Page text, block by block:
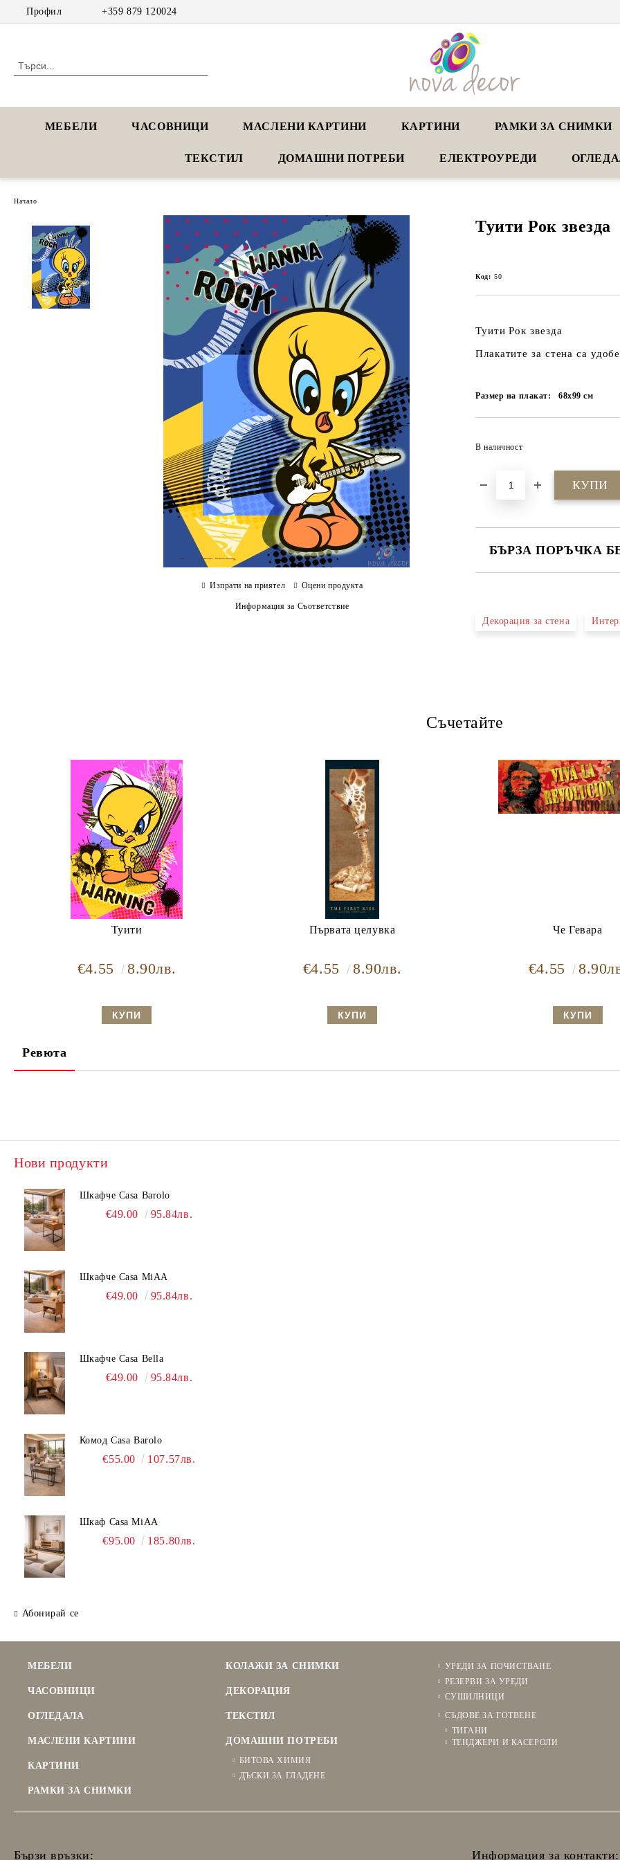
Профил +359 879 120024
МЕБЕЛИ ЧАСОВНИЦИ МАСЛЕНИ КАРТИНИ КАРТИНИ РАМКИ ЗА СНИМКИ
ТЕКСТИЛ ДОМАШНИ ПОТРЕБИ ЕЛЕКТРОУРЕДИ
Начало
Туити Рок звезда
Код: 50
Туити Рок звезда
Плакатите за стена са
Размер на плакат: 68x99см
В наличност
БЪРЗА ПОРЪЧКА
Декорация за стена
Изпрати на приятел Оцени продукта
Информация за Съответствие
Съчетайте
Туити
€4.55 8.90лв.
Първата целувка
€4.55 8.90лв.
Че Гевара
€4.55
Ревюта
Нови продукти
Шкафче Casa Barolo
€49.00 95.84лв.
Шкафче Casa MiAA
€49.00 95.84лв.
Шкафче Casa Bella
€49.00 95.84лв.
Комод Casa Barolo
€55.00 107.57лв.
Шкаф Casa MiAA
€95.00 185.80лв.
Абонирай се
МЕБЕЛИ
ЧАСОВНИЦИ
ОГЛЕДАЛА
МАСЛЕНИ КАРТИНИ
КАРТИНИ
РАМКИ ЗА СНИМКИ
КОЛАЖИ ЗА СНИМКИ
ДЕКОРАЦИЯ
ТЕКСТИЛ
ДОМАШНИ ПОТРЕБИ
БИТОВА ХИМИЯ
ДЪСКИ ЗА ГЛАДЕНЕ
УРЕДИ ЗА ПОЧИСТВАНЕ
РЕЗЕРВИ ЗА УРЕДИ
СУШИЛНИЦИ
СЪДОВЕ ЗА ГОТВЕНЕ
ТИГАНИ
ТЕНДЖЕРИ И КАСЕРОЛИ
Бързи връзки: Информация за контакти: